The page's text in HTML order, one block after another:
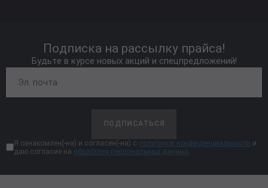
Подписка на рассылку прайса!
Будьте в курсе новых акций и спецпредложений!
ПОДПИСАТЬСЯ
Я ознакомлен(-на) и согласен(-на) с политикой конфиденциальности и
даю согласие на обработку персональных данных.